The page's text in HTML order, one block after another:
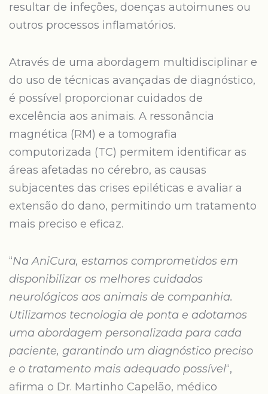
resultar de infeções, doenças autoimunes ou
outros processos inflamatórios.
Através de uma abordagem multidisciplinar e
do uso de técnicas avançadas de diagnóstico,
é possível proporcionar cuidados de
excelência aos animais. A ressonância
magnética (RM) e a tomografia
computorizada (TC) permitem identificar as
áreas afetadas no cérebro, as causas
subjacentes das crises epiléticas e avaliar a
extensão do dano, permitindo um tratamento
mais preciso e eficaz.
“Na AniCura, estamos comprometidos em
disponibilizar os melhores cuidados
neurológicos aos animais de companhia.
Utilizamos tecnologia de ponta e adotamos
uma abordagem personalizada para cada
paciente, garantindo um diagnóstico preciso
e o tratamento mais adequado possível“,
afirma o Dr. Martinho Capelão, médico